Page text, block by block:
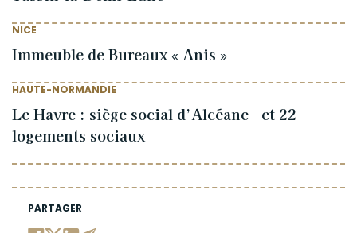
PARTAGER
NICE
Immeuble de Bureaux « Anis »
HAUTE-NORMANDIE
Le Havre : siège social d’Alcéane et 22
logements sociaux